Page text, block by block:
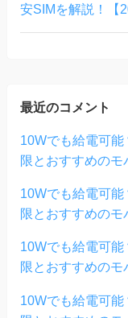
安SIMを解説！【
最近のコメント
10Wでも給電可
限とおすすめのモ
10Wでも給電可
限とおすすめの
10Wでも給電可
限とおすすめの
10Wでも給電可